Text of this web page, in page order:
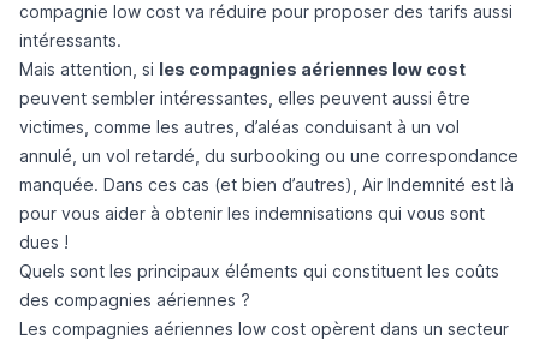
compagnie low cost va réduire pour proposer des tarifs aussi
intéressants.
Mais attention, si les compagnies aériennes low cost
peuvent sembler intéressantes, elles peuvent aussi être
victimes, comme les autres, d’aléas conduisant à un vol
annulé, un vol retardé, du surbooking ou une correspondance
manquée. Dans ces cas (et bien d’autres), Air Indemnité est là
pour vous aider à obtenir les indemnisations qui vous sont
dues !
Quels sont les principaux éléments qui constituent les coûts
des compagnies aériennes ?
Les compagnies aériennes low cost opèrent dans un secteur